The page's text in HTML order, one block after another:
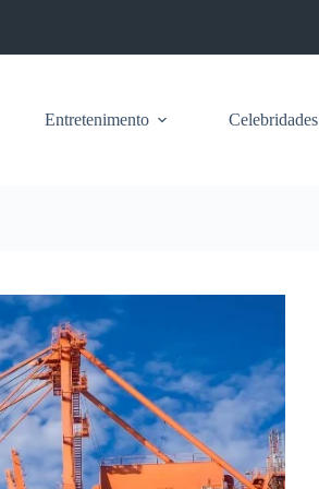
Entretenimento Celebridades